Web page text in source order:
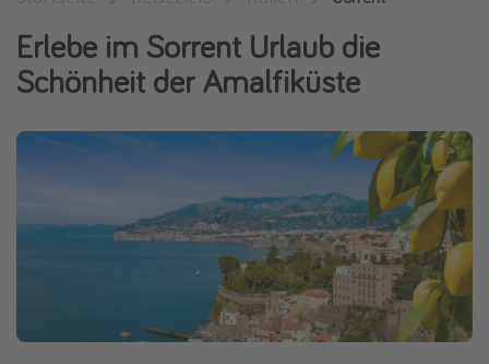
Gozo Urlaub
Normandie Urlaub
St. Lucia Urlaub
Tulum Urlaub
Erlebe im Sorrent Urlaub die
Schönheit der Amalfiküste